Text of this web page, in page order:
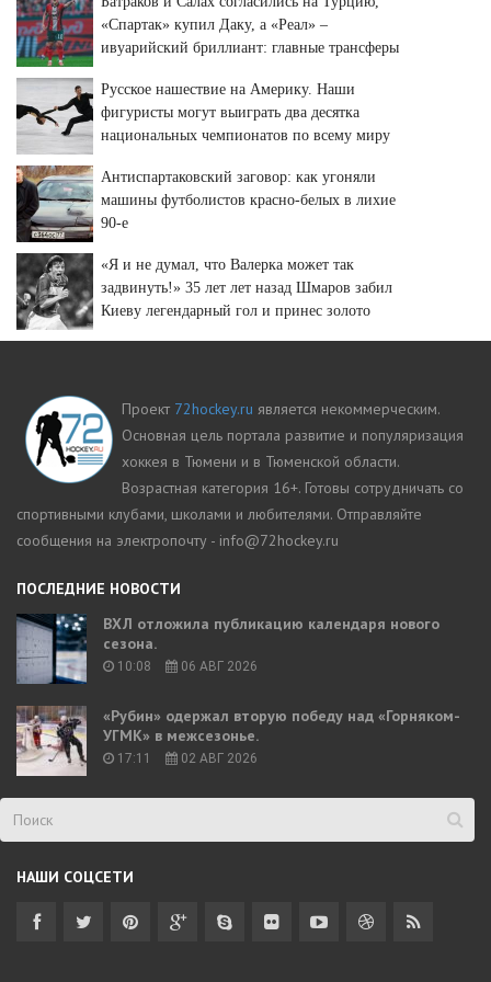
«Спартак» купил Даку, а «Реал» –
ивуарийский бриллиант: главные трансферы
Русское нашествие на Америку. Наши
фигуристы могут выиграть два десятка
национальных чемпионатов по всему миру
Антиспартаковский заговор: как угоняли
машины футболистов красно-белых в лихие
90-е
«Я и не думал, что Валерка может так
задвинуть!» 35 лет лет назад Шмаров забил
Киеву легендарный гол и принес золото
Проект 72hockey.ru является некоммерческим.
Основная цель портала развитие и популяризация
хоккея в Тюмени и в Тюменской области.
Возрастная категория 16+. Готовы сотрудничать со
спортивными клубами, школами и любителями. Отправляйте
сообщения на электропочту - info@72hockey.ru
ПОСЛЕДНИЕ НОВОСТИ
ВХЛ отложила публикацию календаря нового
сезона.
10:08 06 АВГ 2026
«Рубин» одержал вторую победу над «Горняком-
УГМК» в межсезонье.
17:11 02 АВГ 2026
НАШИ СОЦСЕТИ